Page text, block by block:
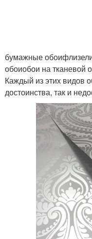
бумажные
обоиобои на тканевой
Каждый из этих видов
достоинства, так и